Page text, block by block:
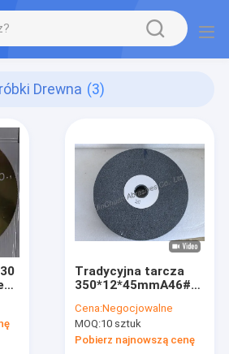
Drewna (3)
Tradycyjna tarcza
350*12*45mmA46#
Cena:Negocjowalne
MOQ:10 sztuk
Pobierz najnowszą cenę